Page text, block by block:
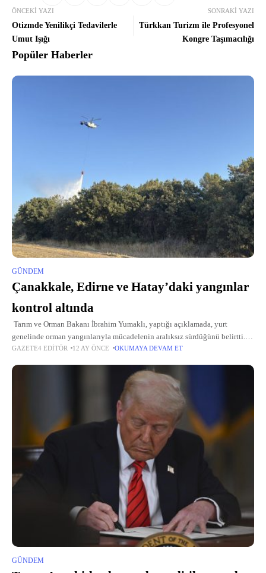
ÖNCEKI YAZI
Otizmde Yenilikçi Tedavilerle
Umut Işığı
SONRAKI YAZI
Türkkan Turizm ile Profesyonel
Kongre Taşımacılığı
Popüler Haberler
GÜNDEM
Çanakkale, Edirne ve Hatay’daki yangınlar
kontrol altında
Tarım ve Orman Bakanı İbrahim Yumaklı, yaptığı açıklamada, yurt
genelinde orman yangınlarıyla mücadelenin aralıksız sürdüğünü belirtti.
Yoğun müdahaleler neticesinde Çanakkale'nin Ezine, Edirne'nin Enez,
GAZETE4 EDITÖR 12 AY ÖNCE OKUMAYA DEVAM ET
GÜNDEM